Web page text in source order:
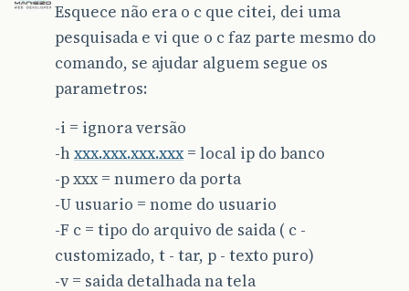
Esquece não era o c que citei, dei uma
pesquisada e vi que o c faz parte mesmo do
comando, se ajudar alguem segue os
parametros:
-i = ignora versão
-hxxx.xxx.xxx.xxx = local ip do banco
-p xxx = numero da porta
-U usuario = nome do usuario
-F c = tipo do arquivo de saida ( c -
customizado, t - tar, p - texto puro)
-v = saida detalhada na tela